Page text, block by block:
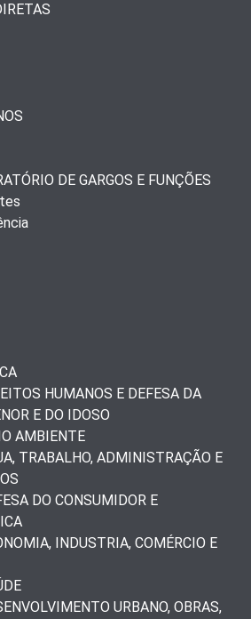
DE GARGOS E FUNÇÕES
HUMANOS E DEFESA DA
E DO IDOSO
AMBIENTE
TRABALHO, ADMINISTRAÇÃO E
DO CONSUMIDOR E
INDUSTRIA, COMÉRCIO E
URBANO, OBRAS,